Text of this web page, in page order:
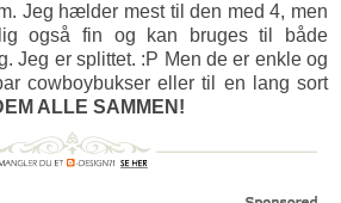
Jeg hælder mest til den med 4, men
også fin og kan bruges til både
Jeg er splittet. :P Men de er enkle og
cowboybukser eller til en lang sort
ALLE SAMMEN!